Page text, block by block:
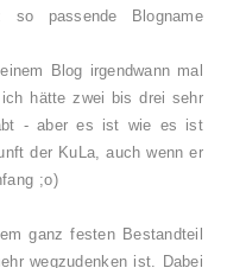
so passende Blogname
Blog irgendwann mal
hätte zwei bis drei sehr
- aber es ist wie es ist
der KuLa, auch wenn er
;o)
ganz festen Bestandteil
wegzudenken ist. Dabei